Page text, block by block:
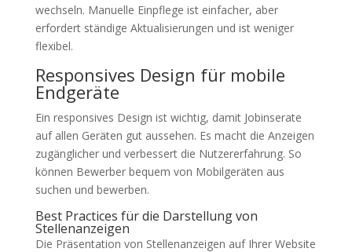
wechseln. Manuelle Einpflege ist einfacher, aber
erfordert ständige Aktualisierungen und ist weniger
flexibel.
Responsives Design für mobile
Endgeräte
Ein responsives Design ist wichtig, damit Jobinserate
auf allen Geräten gut aussehen. Es macht die Anzeigen
zugänglicher und verbessert die Nutzererfahrung. So
können Bewerber bequem von Mobilgeräten aus
suchen und bewerben.
Best Practices für die Darstellung von
Stellenanzeigen
Die Präsentation von Stellenanzeigen auf Ihrer Website